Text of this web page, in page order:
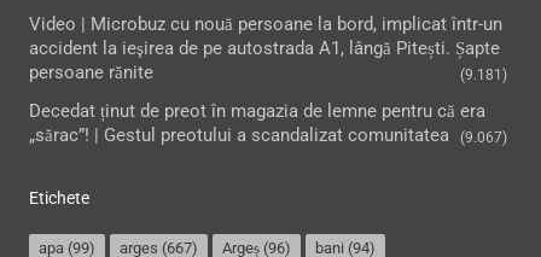
Video | Microbuz cu nouă persoane la bord, implicat într-un
accident la ieşirea de pe autostrada A1, lângă Pitești. Șapte
persoane rănite
(9.181)
Decedat ținut de preot în magazia de lemne pentru că era
„sărac”! | Gestul preotului a scandalizat comunitatea
(9.067)
Etichete
apa (99) arges (667) Argeș (96) bani (94)